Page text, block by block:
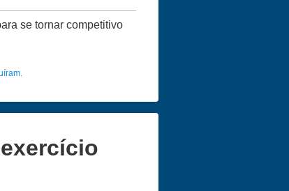
se tornar competitivo